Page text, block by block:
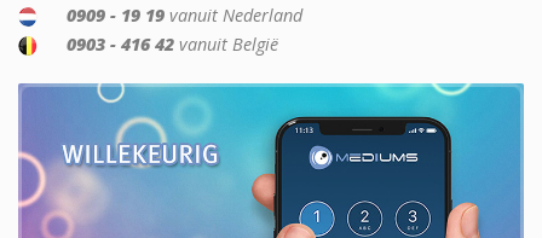
0909 - 19 19 vanuit Nederland
0903 - 416 42 vanuit België